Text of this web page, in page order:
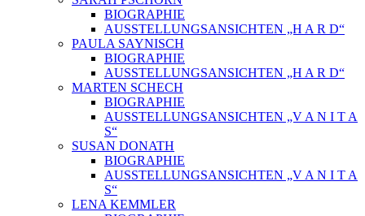
BIOGRAPHIE
AUSSTELLUNGSANSICHTEN „H A R D“
PAULA SAYNISCH
BIOGRAPHIE
AUSSTELLUNGSANSICHTEN „H A R D“
MARTEN SCHECH
BIOGRAPHIE
AUSSTELLUNGSANSICHTEN „V A N I T A
S“
SUSAN DONATH
BIOGRAPHIE
AUSSTELLUNGSANSICHTEN „V A N I T A
S“
LENA KEMMLER